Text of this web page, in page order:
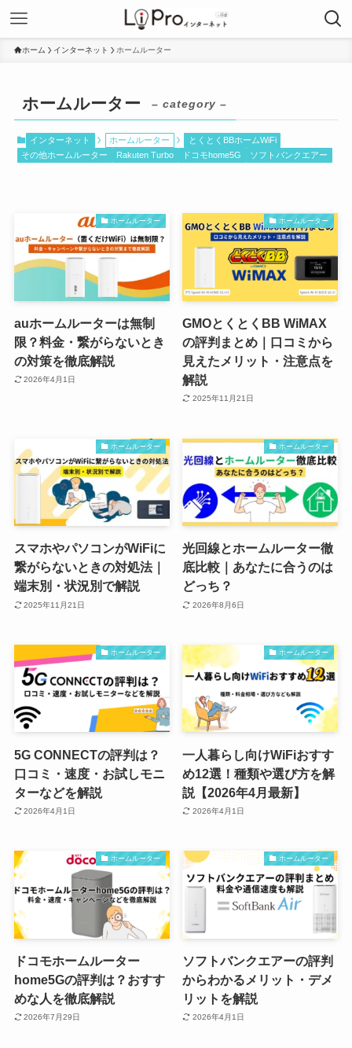
ホーム インターネット ホームルーター
ホームルーター – category –
インターネット ホームルーター
とくとくBBホームWiFi
その他ホームルーター
Rakuten Turbo ドコモhome5G ソフトバンクエアー
ホームルーター
auホームルーターは無制
限？料金・繋がらないとき
の対策を徹底解説
2026年4月1日
ホームルーター
GMOとくとくBB WiMAX
の評判まとめ｜口コミから
見えたメリット・注意点を
解説
2025年11月21日
ホームルーター
スマホやパソコンがWiFiに
繋がらないときの対処法｜
端末別・状況別で解説
2025年11月21日
ホームルーター
光回線とホームルーター徹
底比較｜あなたに合うのは
どっち？
2026年8月6日
ホームルーター
5G CONNECTの評判は？
口コミ・速度・お試しモニ
ターなどを解説
2026年4月1日
ホームルーター
一人暮らし向けWiFiおすす
め12選！種類や選び方を解
説【2026年4月最新】
2026年4月1日
ホームルーター
ドコモホームルーター
home5Gの評判は？おすす
めな人を徹底解説
2026年7月29日
ホームルーター
ソフトバンクエアーの評判
からわかるメリット・デメ
リットを解説
2026年4月1日